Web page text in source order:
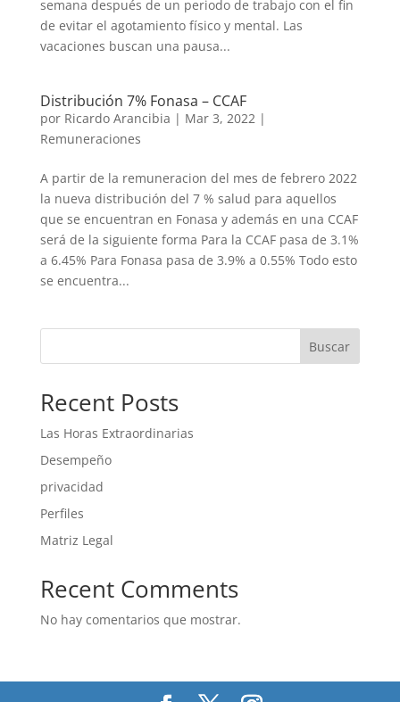
semana después de un periodo de trabajo con el fin
de evitar el agotamiento físico y mental. Las
vacaciones buscan una pausa...
Distribución 7% Fonasa – CCAF
por Ricardo Arancibia | Mar 3, 2022|
Remuneraciones
A partir de la remuneracion del mes de febrero 2022
la nueva distribución del 7 % salud para aquellos
que se encuentran en Fonasa y además en una CCAF
será de la siguiente forma Para la CCAF pasa de 3.1%
a 6.45% Para Fonasa pasa de 3.9% a 0.55% Todo esto
se encuentra...
Buscar
Recent Posts
Las Horas Extraordinarias
Desempeño
privacidad
Perfiles
Matriz Legal
Recent Comments
No hay comentarios que mostrar.